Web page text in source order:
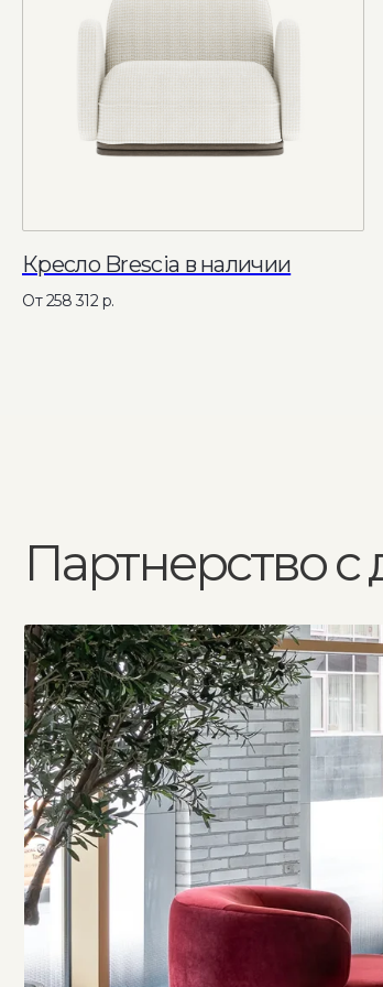
Кресло Brescia в наличии
258 312 р.
Мы ценим силу
профессионального взгляда
и открыты к сотрудничеству
с дизайнерами интерьеров.
Партнерство с
Наш
на